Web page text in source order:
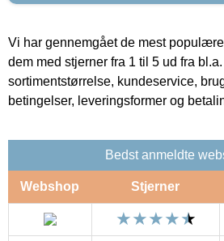
Vi har gennemgået de mest
dem med stjerner fra 1 til 5 ud fra
sortimentstørrelse, kundeservice,
betingelser, leveringsformer og
Bedst anmeldte
Webshop Stjerner